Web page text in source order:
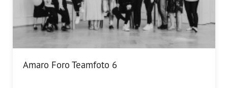
Amaro Foro Teamfoto 6